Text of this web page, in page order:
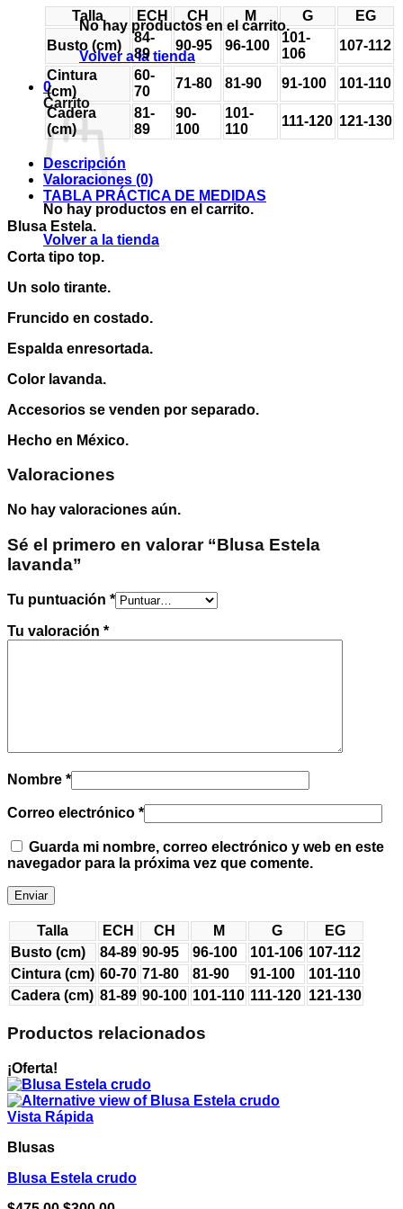
No hay productos en el carrito.
Volver a la tienda
0
Carrito
No hay productos en el carrito.
Volver a la tienda
Talla ECH CH M G
EG
Busto (cm)
84-
89
90-95 96-100
101-
106
107-112
Cintura
(cm)
60-
70
71-80 81-90 91-100
101-110
Cadera
(cm)
81-
89
90-
100
101-
110
111-120 121-130
Descripción
Valoraciones (0)
TABLA PRÁCTICA DE MEDIDAS
Blusa Estela.
Corta tipo top.
Un solo tirante.
Fruncido en costado.
Espalda enresortada.
Color lavanda.
Accesorios se venden por separado.
Hecho en México.
Valoraciones
No hay valoraciones aún.
Sé el primero en valorar “Blusa Estela
lavanda”
Tu puntuación *
Tu valoración *
Nombre *
Correo electrónico *
Guarda mi nombre, correo electrónico y web en este
navegador para la próxima vez que comente.
Talla ECH CH M G
EG
Busto (cm)
84-89 90-95 96-100 101-106 107-112
Cintura (cm) 60-70 71-80 81-90 91-100
101-110
Cadera (cm) 81-89 90-100 101-110 111-120 121-130
Productos relacionados
¡Oferta!
Vista Rápida
Blusas
Blusa Estela crudo